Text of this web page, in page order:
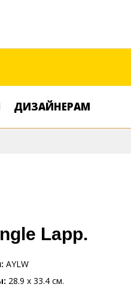
ДИЗАЙНЕРАМ
Lapp.
AYLW
28.9 x 33.4 см.